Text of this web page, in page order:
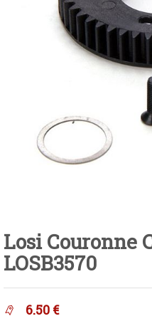
Losi Couronne
LOSB3570
6.50 €